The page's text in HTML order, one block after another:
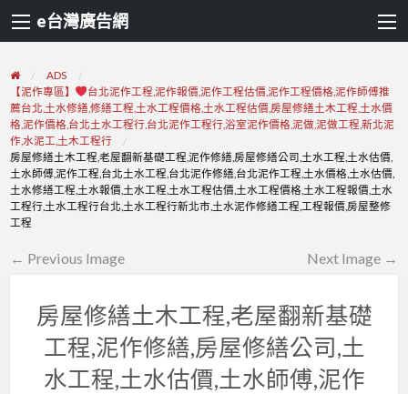
e台灣廣告網
ADS
【泥作專區】
台北泥作工程,泥作報價,泥作工程估價,泥作工程價格,泥作師傅推
薦台北,土水修繕,修繕工程,土水工程價格,土水工程估價,房屋修繕土木工程,土水價
格,泥作價格,台北土水工程行,台北泥作工程行,浴室泥作價格,泥做,泥做工程,新北泥
作,水泥工,土木工程行
房屋修繕土木工程,老屋翻新基礎工程,泥作修繕,房屋修繕公司,土水工程,土水估價,
土水師傅,泥作工程,台北土水工程,台北泥作修繕,台北泥作工程,土水價格,土水估價,
土水修繕工程,土水報價,土水工程,土水工程估價,土水工程價格,土水工程報價,土水
工程行,土水工程行台北,土水工程行新北市,土水泥作修繕工程,工程報價,房屋整修
工程
← Previous Image Next Image →
房屋修繕土木工程,老屋翻新基礎
工程,泥作修繕,房屋修繕公司,土
水工程,土水估價,土水師傅,泥作